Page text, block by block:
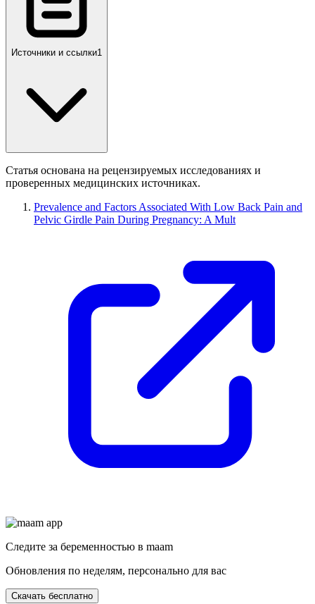
Источники и ссылки1
Статья основана на рецензируемых исследованиях и
проверенных медицинских источниках.
Prevalence and Factors Associated With Low Back Pain and
Pelvic Girdle Pain During Pregnancy: A Mult
Следите за беременностью в maam
Обновления по неделям, персонально для вас
Скачать бесплатно